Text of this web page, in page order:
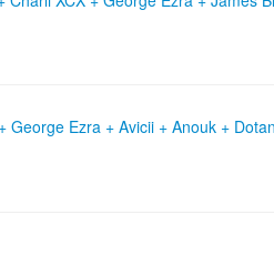
George Ezra + Avicii + Anouk +